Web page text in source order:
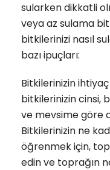
sularken dikkatli
veya az sulama
bitkilerinizi nasıl
bazı ipuçları:
Bitkilerinizin
bitkilerinizin cinsi,
ve mevsime göre
Bitkilerinizin ne
öğrenmek için,
edin ve toprağın